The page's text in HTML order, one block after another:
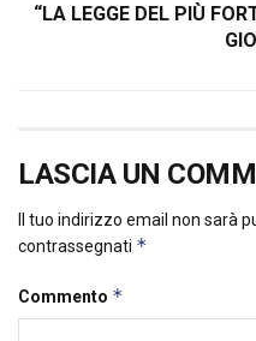
“LA LEGGE DEL PIÙ
LASCIA UN
Il tuo indirizzo email non sarà
contrassegnati *
Commento *